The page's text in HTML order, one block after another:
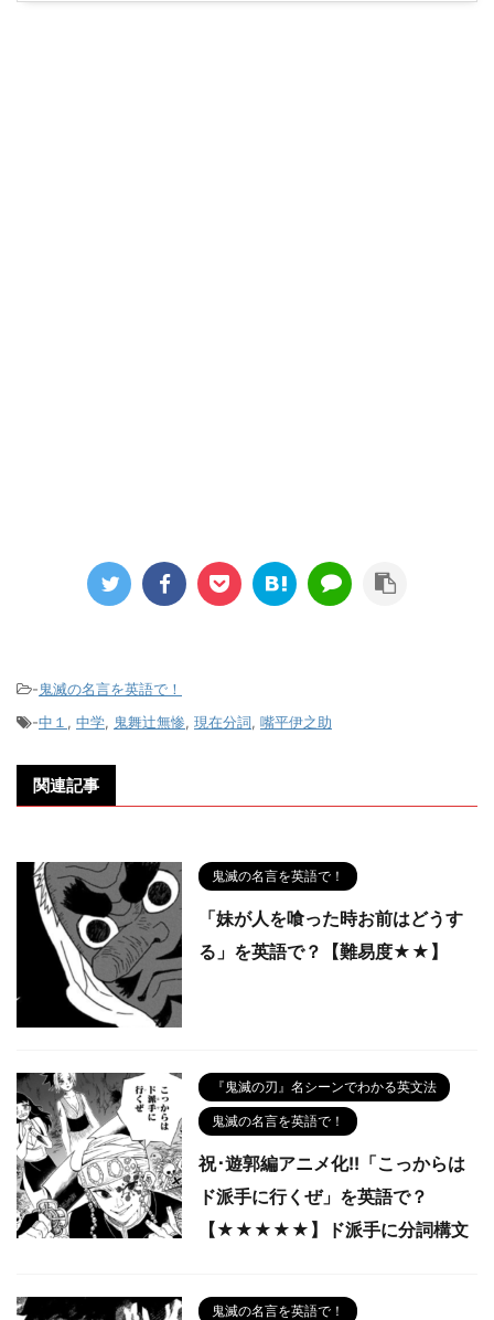
-鬼滅の名言を英語で！
-中１ , 中学, 鬼舞辻無惨, 現在分詞, 嘴平伊之助
関連記事
鬼滅の名言を英語で！
「妹が人を喰った時お前はどうす
る」を英語で？【難易度★★】
『鬼滅の刃』名シーンでわかる英文法
鬼滅の名言を英語で！
祝･遊郭編アニメ化!!「こっからは
ド派手に行くぜ」を英語で？
【★★★★★】ド派手に分詞構文
鬼滅の名言を英語で！